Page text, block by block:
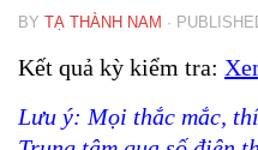
BY TẠ THÀNH NAM ·
Kết quả kỳ kiểm tra:
Lưu ý: Mọi thắc mắc,